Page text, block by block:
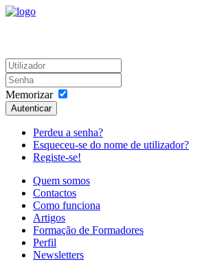
Memorizar
Autenticar
Perdeu a senha?
Esqueceu-se do nome de utilizador?
Registe-se!
Quem somos
Contactos
Como funciona
Artigos
Formação de Formadores
Perfil
Newsletters